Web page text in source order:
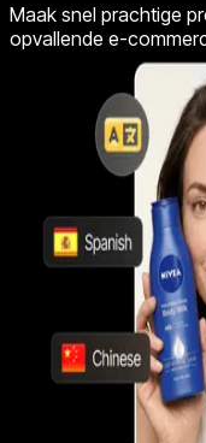
Maak snel prachtige
opvallende e-